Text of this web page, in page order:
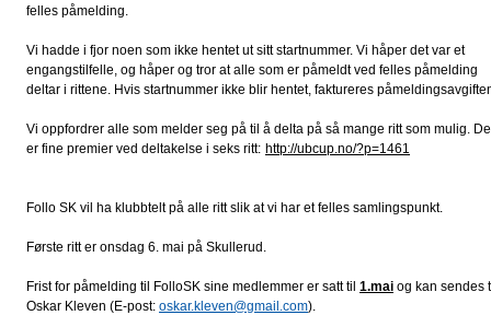
felles påmelding.
Vi hadde i fjor noen som ikke hentet ut sitt startnummer. Vi håper det var et
engangstilfelle, og håper og tror at alle som er påmeldt ved felles påmelding
deltar i rittene. Hvis startnummer ikke blir hentet, faktureres
Vi oppfordrer alle som melder seg på til å delta på så mange ritt som mulig.
er fine premier ved deltakelse i seks ritt: http://ubcup.no/?p=1461
Follo SK vil ha klubbtelt på alle ritt slik at vi har et felles samlingspunkt.
Første ritt er onsdag 6. mai på Skullerud.
Frist for påmelding til FolloSK sine medlemmer er satt til 1.mai og kan sendes
Oskar Kleven (E-post: oskar.kleven@gmail.com).